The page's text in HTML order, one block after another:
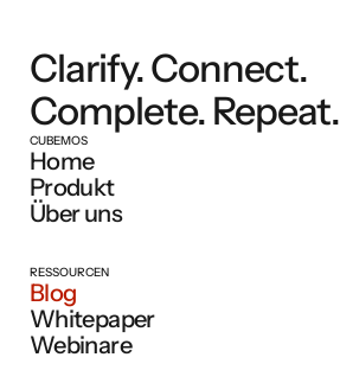
Clarify. Connect.
Complete. Repeat.
CUBEMOS
Home
Produkt
Über uns
RESSOURCEN
Blog
Whitepaper
Webinare